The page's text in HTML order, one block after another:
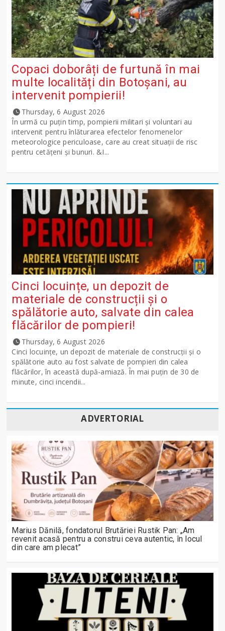
Copaci doborâți de furtună în mai
multe localități din Botoșani, au
intervenit pompierii!
Thursday, 6 August 2026
În urmă cu puțin timp, pompierii militari și voluntari au
intervenit pentru înlăturarea efectelor fenomenelor
meteorologice periculoase, care au creat situații de risc
pentru cetățeni și bunuri. &I...
Cinci locuințe, un depozit de
materiale de construcții și o
spălătorie auto, salvate din calea
flăcărilor de pompieri!
Thursday, 6 August 2026
Cinci locuințe, un depozit de materiale de construcții și o
spălătorie auto au fost salvate de pompieri din calea
flăcărilor, în această după-amiază. În mai puțin de 30 de
minute, cinci incendii...
ADVERTORIAL
Marius Dănilă, fondatorul Brutăriei Rustik Pan: „Am
revenit acasă pentru a construi ceva autentic, în locul
din care am plecat”